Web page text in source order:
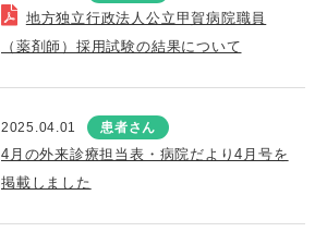
地方独立行政法人公立甲賀病院職員
（薬剤師）採用試験の結果について
2025.04.01 患者さん
4月の外来診療担当表・病院だより4月号を
掲載しました